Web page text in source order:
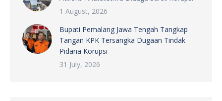
1 August, 2026
Bupati Pemalang Jawa Tengah Tangkap
Tangan KPK Tersangka Dugaan Tindak
Pidana Korupsi
31 July, 2026